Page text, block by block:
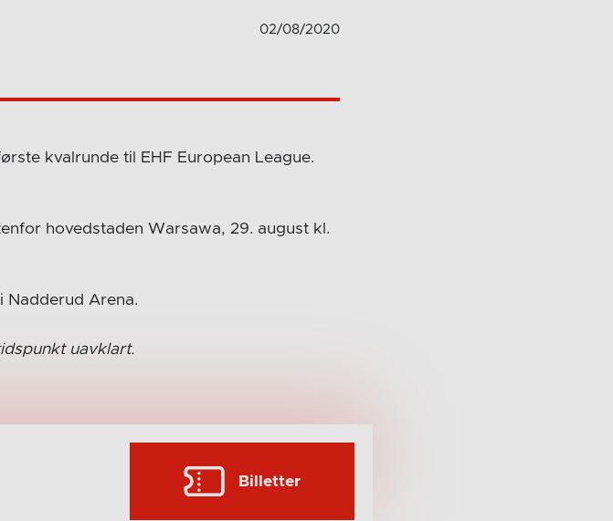
02/08/2020
kvalrunde til EHF European League.
hovedstaden Warsawa, 29. august kl.
Nadderud Arena.
uavklart.
Billetter